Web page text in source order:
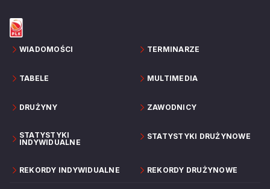
WIADOMOŚCI TERMINARZE
TABELE MULTIMEDIA
DRUŻYNY ZAWODNICY
STATYSTYKI
INDYWIDUALNE
STATYSTYKI DRUŻYNOWE
REKORDY INDYWIDUALNE REKORDY DRUŻYNOWE